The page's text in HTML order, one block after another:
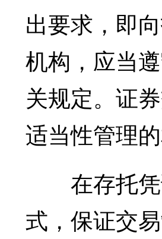
出要求，即
机构，应当
关规定。证
适当性管理
在存托凭
式，保证交